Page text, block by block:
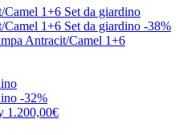
-38%
Antracit/Camel 1+6
-32%
1.200,00€